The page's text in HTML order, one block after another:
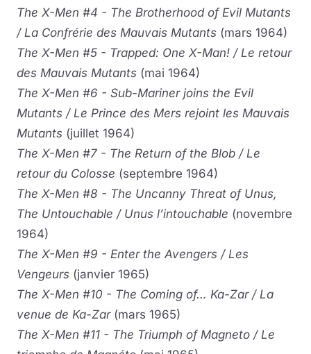
The X-Men #4 - The Brotherhood of Evil Mutants
/ La Confrérie des Mauvais Mutants (mars 1964)
The X-Men #5 - Trapped: One X-Man! / Le retour
des Mauvais Mutants (mai 1964)
The X-Men #6 - Sub-Mariner joins the Evil
Mutants / Le Prince des Mers rejoint les Mauvais
Mutants (juillet 1964)
The X-Men #7 - The Return of the Blob / Le
retour du Colosse (septembre 1964)
The X-Men #8 - The Uncanny Threat of Unus,
The Untouchable / Unus l’intouchable (novembre
1964)
The X-Men #9 - Enter the Avengers / Les
Vengeurs (janvier 1965)
The X-Men #10 - The Coming of… Ka-Zar / La
venue de Ka-Zar(mars 1965)
The X-Men #11 - The Triumph of Magneto / Le